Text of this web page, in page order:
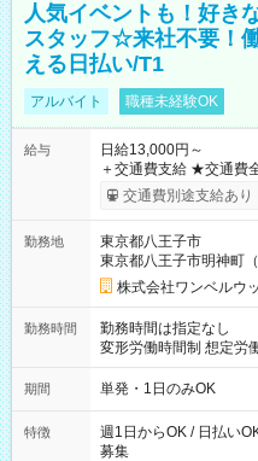
人気イベントも！好き
スタッフ☆来社不要！
える日払い/T1
アルバイト 職種未経験OK
給与
日給13,000円～
＋交通費支給 ★交通費全額支給！ ┗案件により規定あり ★日払
いOK！（規定あり） ┗
ンビニATMから 日払い分を引
交通費別途支給あり
勤務地
東京都八王子市
東京都八王子市明神町
株式会社ワンベルウ
勤務時間
勤務時間は指定なし
変形労働時間制 想定労働時間160時
～21：00
期間 単発・1日のみOK
特徴
週1日からOK / 日払い
募集